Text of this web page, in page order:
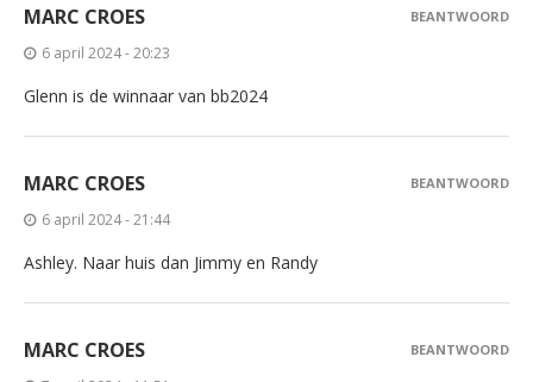
MARC CROES
6 april 2024 - 20:23
Glenn is de winnaar van bb2024
BEANTWOORD
MARC CROES
6 april 2024 - 21:44
Ashley. Naar huis dan Jimmy en Randy
BEANTWOORD
MARC CROES BEANTWOORD